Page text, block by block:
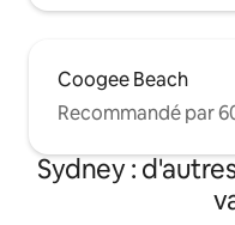
Coogee Beach
Recommandé par
Sydney :